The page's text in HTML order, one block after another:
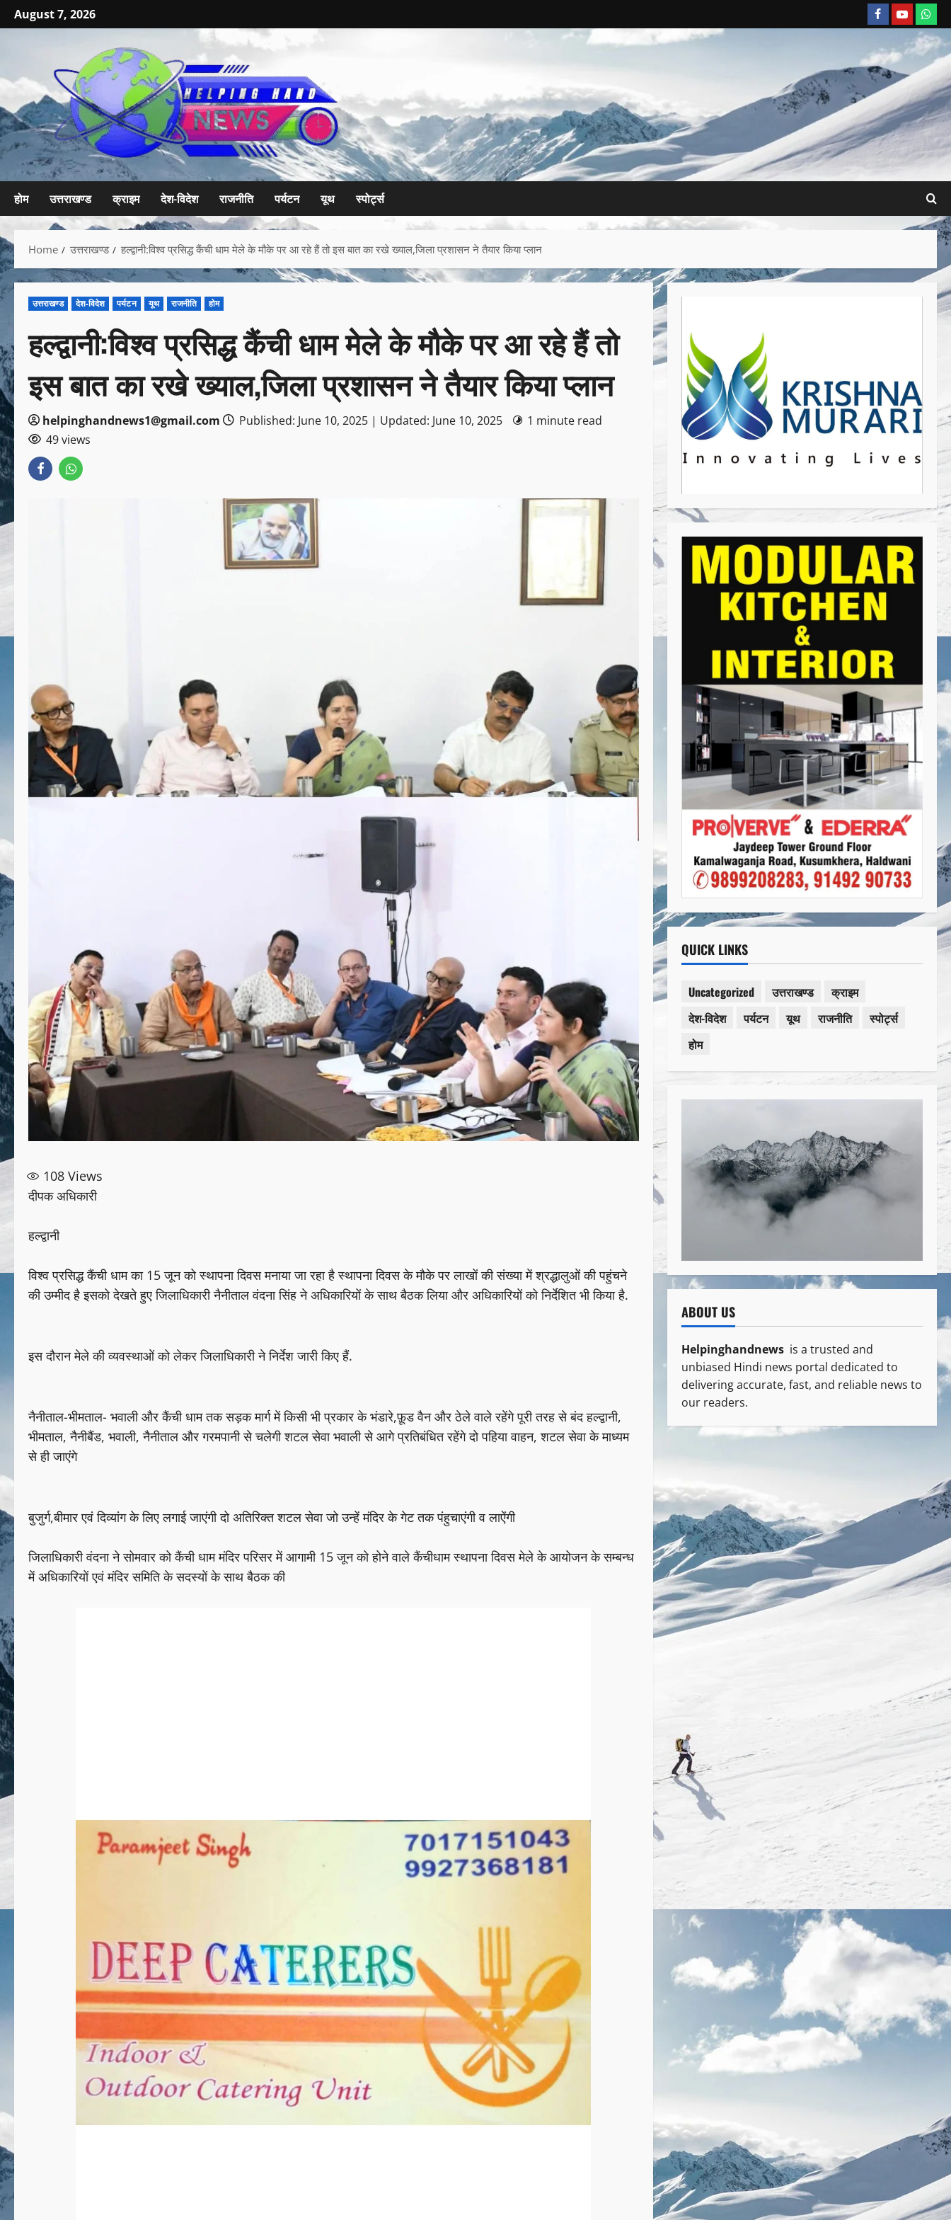
August 7, 2026
होम उत्तराखण्ड क्राइम देश-विदेश राजनीति पर्यटन यूथ स्पोर्ट्स
Home उत्तराखण्ड हल्द्वानी:विश्व प्रसिद्ध कैंची धाम मेले के मौके पर आ रहे हैं तो इस बात का रखे ख्याल,जिला प्रशासन ने तैयार किया प्लान
उत्तराखण्ड देश-विदेश पर्यटन यूथ राजनीति होम
हल्द्वानी:विश्व प्रसिद्ध कैंची धाम मेले के मौके पर आ रहे हैं तो
इस बात का रखे ख्याल,जिला प्रशासन ने तैयार किया प्लान
helpinghandnews1@gmail.com Published: June 10, 2025 | Updated: June 10, 2025
1 minute read
49 views
108 Views
दीपक अधिकारी
हल्द्वानी
विश्व प्रसिद्ध कैंची धाम का 15 जून को स्थापना दिवस मनाया जा रहा है स्थापना दिवस के मौके पर लाखों की संख्या में श्रद्धालुओं की पहुंचने
की उम्मीद है इसको देखते हुए जिलाधिकारी नैनीताल वंदना सिंह ने अधिकारियों के साथ बैठक लिया और अधिकारियों को निर्देशित भी किया है.
इस दौरान मेले की व्यवस्थाओं को लेकर जिलाधिकारी ने निर्देश जारी किए हैं.
नैनीताल-भीमताल- भवाली और कैंची धाम तक सड़क मार्ग में किसी भी प्रकार के भंडारे,फ़ूड वैन और ठेले वाले रहेंगे पूरी तरह से बंद हल्द्वानी,
भीमताल, नैनीबैंड, भवाली, नैनीताल और गरमपानी से चलेगी शटल सेवा भवाली से आगे प्रतिबंधित रहेंगे दो पहिया वाहन, शटल सेवा के माध्यम
से ही जाएंगे
बुजुर्ग,बीमार एवं दिव्यांग के लिए लगाई जाएंगी दो अतिरिक्त शटल सेवा जो उन्हें मंदिर के गेट तक पंहुचाएंगी व लाऐंगी
जिलाधिकारी वंदना ने सोमवार को कैंची धाम मंदिर परिसर में आगामी 15 जून को होने वाले कैंचीधाम स्थापना दिवस मेले के आयोजन के सम्बन्ध
में अधिकारियों एवं मंदिर समिति के सदस्यों के साथ बैठक की
QUICK LINKS
Uncategorized उत्तराखण्ड
क्राइम
देश-विदेश
पर्यटन यूथ राजनीति
स्पोर्ट्स
होम
ABOUT US
Helpinghandnews is a trusted and
unbiased Hindi news portal dedicated to
delivering accurate, fast, and reliable news to
our readers.